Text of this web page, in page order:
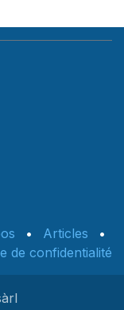
• Articles
•
de confidentialité